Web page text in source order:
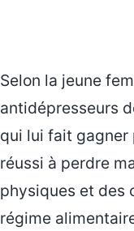
Selon la jeune
antidépresseurs
qui lui fait gagner
réussi à perdre
physiques et des
régime